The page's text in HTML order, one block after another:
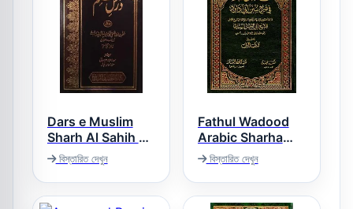
Dars e Muslim
Sharh Al Sahih al
Muslim درس
مسلم اردو
বিস্তারিত দেখুন
Fathul Wadood
Arabic Sharha
Sunan e Abu
Dawood فتح الودود
عربی شرح سنن ابو
داؤد
বিস্তারিত দেখুন